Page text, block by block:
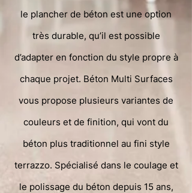
le plancher de béton est une option
très durable, qu’il est possible
d’adapter en fonction du style propre à
chaque projet. Béton Multi Surfaces
vous propose plusieurs variantes de
couleurs et de finition, qui vont du
béton plus traditionnel au fini style
terrazzo. Spécialisé dans le coulage et
le polissage du béton depuis 15 ans,